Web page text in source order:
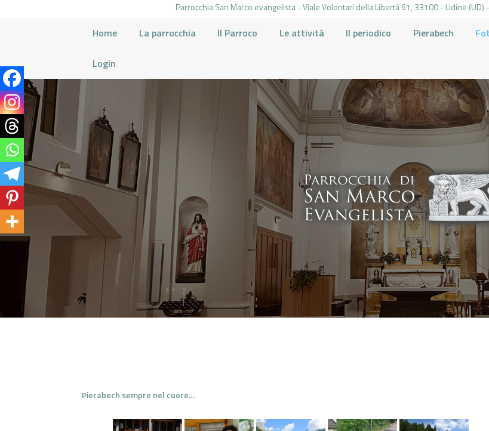
Parrocchia San Marco evangelista - Viale Volontari della Libertá 61, 33100 - Udine
Home La parrocchia Il Parroco Le attività Il periodico Pierabech
Login
HOME
LA PARROCCHIA
IL PARROCO
LE ATTIVITÀ
IL PERIODICO
PIERABECH
FOTO E VIDEO
CONTATTI
Pierabech sempre nel cuore…